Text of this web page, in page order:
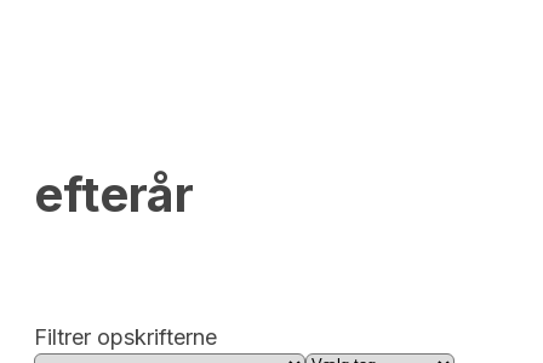
efterår
Filtrer opskrifterne